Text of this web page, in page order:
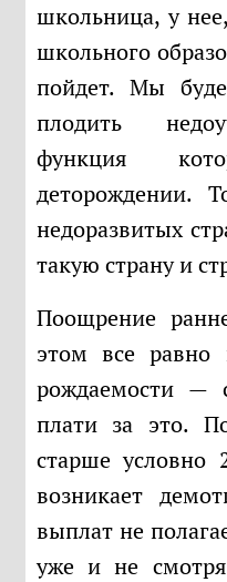
школьница, у
школьного
пойдет. Мы
плодить
функция
деторождении.
недоразвитых
такую страну и
Поощрение ранней беременности при
этом все равно
рождаемости —
плати за это.
старше условно
возникает
выплат не
уже и не